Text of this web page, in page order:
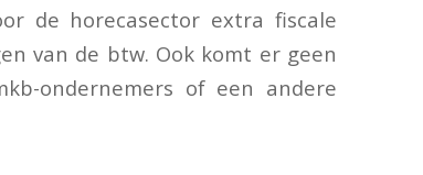
de horecasector extra fiscale
van de btw. Ook komt er geen
ondernemers of een andere